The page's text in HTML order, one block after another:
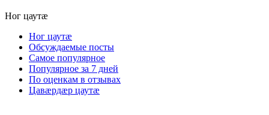
Ног цаутæ
Ног цаутæ
Обсуждаемые посты
Самое популярное
Популярное за 7 дней
По оценкам в отзывах
Цавæрдæр цаутæ